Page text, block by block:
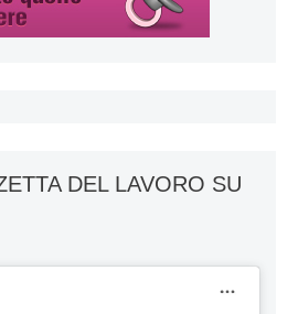
DEL LAVORO SU